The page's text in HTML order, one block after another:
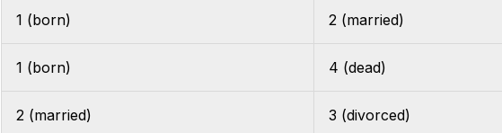
1 (born) 2 (married)
1 (born) 4 (dead)
2 (married) 3 (divorced)